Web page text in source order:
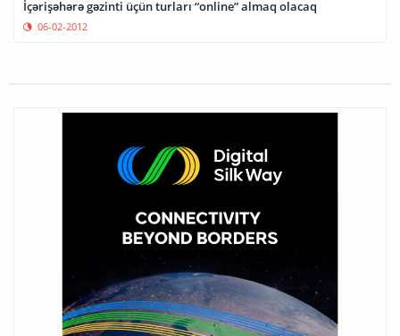
İçərişəhərə gəzinti üçün turları “online” almaq olacaq
06-02-2012